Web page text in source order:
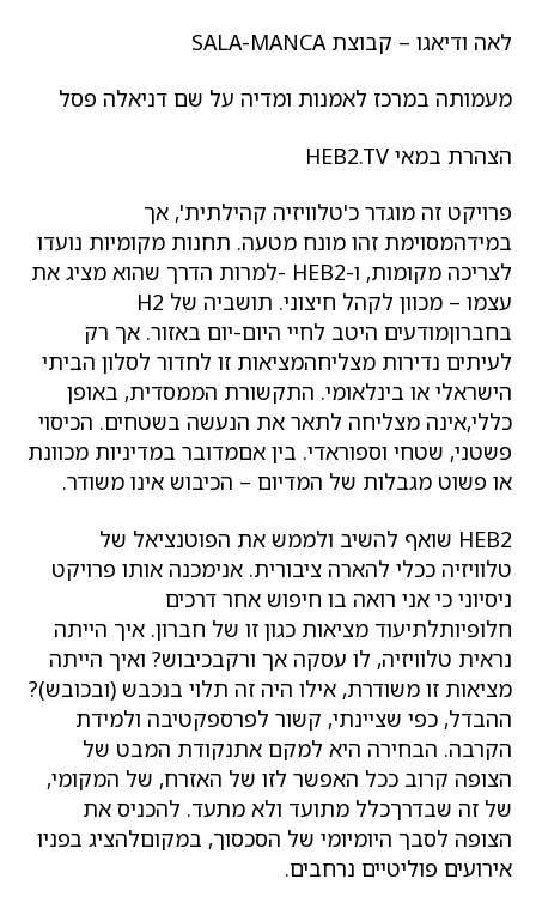
לאה ודיאגו – קבוצת SALA-MANCA
מעמותה במרכז לאמנות ומדיה על שם דניאלה פסל
הצהרת במאי HEB2.TV
פרויקט זה מוגדר כ'טלוויזיה קהילתית', אך
במידהמסוימת זהו מונח מטעה. תחנות מקומיות נועדו
לצריכה מקומות, ו-HEB2 -למרות הדרך שהוא מציג את
עצמו – מכוון לקהל חיצוני. תושביה של H2
בחברוןמודעים היטב לחיי היום-יום באזור. אך רק
לעיתים נדירות מצליחהמציאות זו לחדור לסלון הביתי
הישראלי או בינלאומי. התקשורת הממסדית, באופן
כללי,אינה מצליחה לתאר את הנעשה בשטחים. הכיסוי
פשטני, שטחי וספוראדי. בין אםמדובר במדיניות מכוונת
או פשוט מגבלות של המדיום – הכיבוש אינו משודר.
HEB2 שואף להשיב ולממש את הפוטנציאל של
טלוויזיה ככלי להארה ציבורית. אנימכנה אותו פרויקט
ניסיוני כי אני רואה בו חיפוש אחר דרכים
חלופיותלתיעוד מציאות כגון זו של חברון. איך הייתה
נראית טלוויזיה, לו עסקה אך ורקבכיבוש? ואיך הייתה
מציאות זו משודרת, אילו היה זה תלוי בנכבש (ובכובש)?
ההבדל, כפי שציינתי, קשור לפרספקטיבה ולמידת
הקרבה. הבחירה היא למקם אתנקודת המבט של
הצופה קרוב ככל האפשר לזו של האזרח, של המקומי,
של זה שבדרךכלל מתועד ולא מתעד. להכניס את
הצופה לסבך היומיומי של הסכסוך, במקוםלהציג בפניו
אירועים פוליטיים נרחבים.